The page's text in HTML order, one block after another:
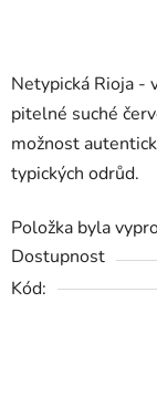
Netypická Rioja -
pitelné suché
možnost
typických odrůd.
Položka byla
Dostupnost
Kód: